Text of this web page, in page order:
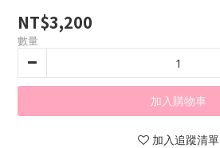
NT$3,200
數量
加入購物車
加入追蹤清單